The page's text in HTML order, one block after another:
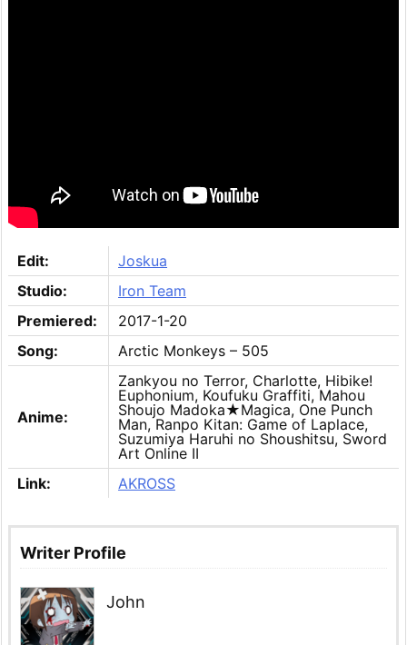
Edit:
Joskua
Studio:
Iron Team
Premiered:
2017-1-20
Song:
Arctic Monkeys – 505
Anime:
Zankyou no Terror, Charlotte, Hibike!
Euphonium, Koufuku Graffiti, Mahou
Shoujo Madoka★Magica, One Punch
Man, Ranpo Kitan: Game of Laplace,
Suzumiya Haruhi no Shoushitsu, Sword
Art Online II
Link:
AKROSS
Writer Profile
John